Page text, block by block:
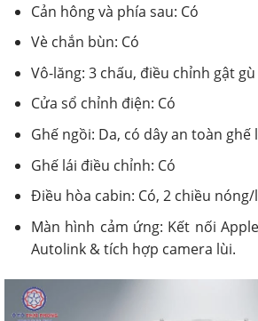
Cản hông và phía sau: Có
Vè chắn bùn: Có
Vô-lăng: 3 chấu, điều chỉnh gật gù
Cửa sổ chỉnh điện: Có
Ghế ngồi: Da, có dây an toàn ghế
Ghế lái điều chỉnh: Có
Điều hòa cabin: Có, 2 chiều
Màn hình cảm ứng: Kết nối
Autolink & tích hợp camera lùi.